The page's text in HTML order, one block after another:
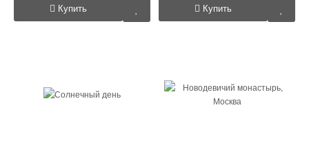
Купить Купить